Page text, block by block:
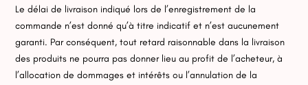
Le délai de livraison indiqué lors de l’enregistrement de la
commande n’est donné qu’à titre indicatif et n’est aucunement
garanti. Par conséquent, tout retard raisonnable dans la livraison
des produits ne pourra pas donner lieu au profit de l’acheteur, à
l’allocation de dommages et intérêts ou l’annulation de la